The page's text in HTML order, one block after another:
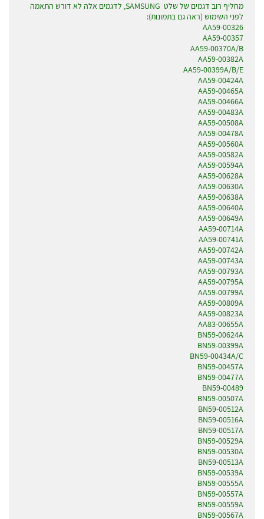
מחליף רוב דגמים של שלט SAMSUNG, לדגמים אלה לא דורש התאמה
לפני השימוש (ראה גם בתמונות):
AA59-00326
AA59-00357
AA59-00370A/B
AA59-00382A
AA59-00399A/B/E
AA59-00424A
AA59-00465A
AA59-00466A
AA59-00483A
AA59-00508A
AA59-00478A
AA59-00560A
AA59-00582A
AA59-00594A
AA59-00628A
AA59-00630A
AA59-00638A
AA59-00640A
AA59-00649A
AA59-00714A
AA59-00741A
AA59-00742A
AA59-00743A
AA59-00793A
AA59-00795A
AA59-00799A
AA59-00809A
AA59-00823A
AA83-00655A
BN59-00624A
BN59-00399A
BN59-00434A/C
BN59-00457A
BN59-00477A
BN59-00489
BN59-00507A
BN59-00512A
BN59-00516A
BN59-00517A
BN59-00529A
BN59-00530A
BN59-00513A
BN59-00539A
BN59-00555A
BN59-00557A
BN59-00559A
BN59-00567A